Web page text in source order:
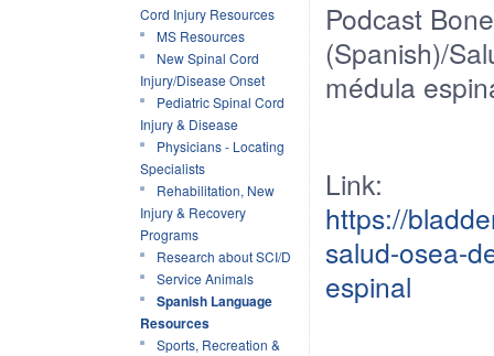
Cord Injury Resources
MS Resources
New Spinal Cord
Injury/Disease Onset
Pediatric Spinal Cord
Injury & Disease
Physicians - Locating
Specialists
Rehabilitation, New
Injury & Recovery
Programs
Research about SCI/D
Service Animals
Spanish Language
Resources
Sports, Recreation &
Podcast
(Spanish)/
médula
Link:
https://
salud-osea-
espinal